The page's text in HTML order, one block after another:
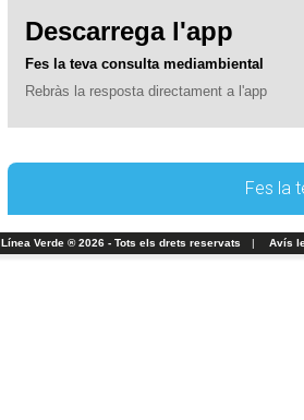
Descarrega l'app
Fes la teva consulta mediambiental
Rebràs la resposta directament a l'app
Fes la
Línea Verde ® 2026 - Tots els drets reservats | Avís